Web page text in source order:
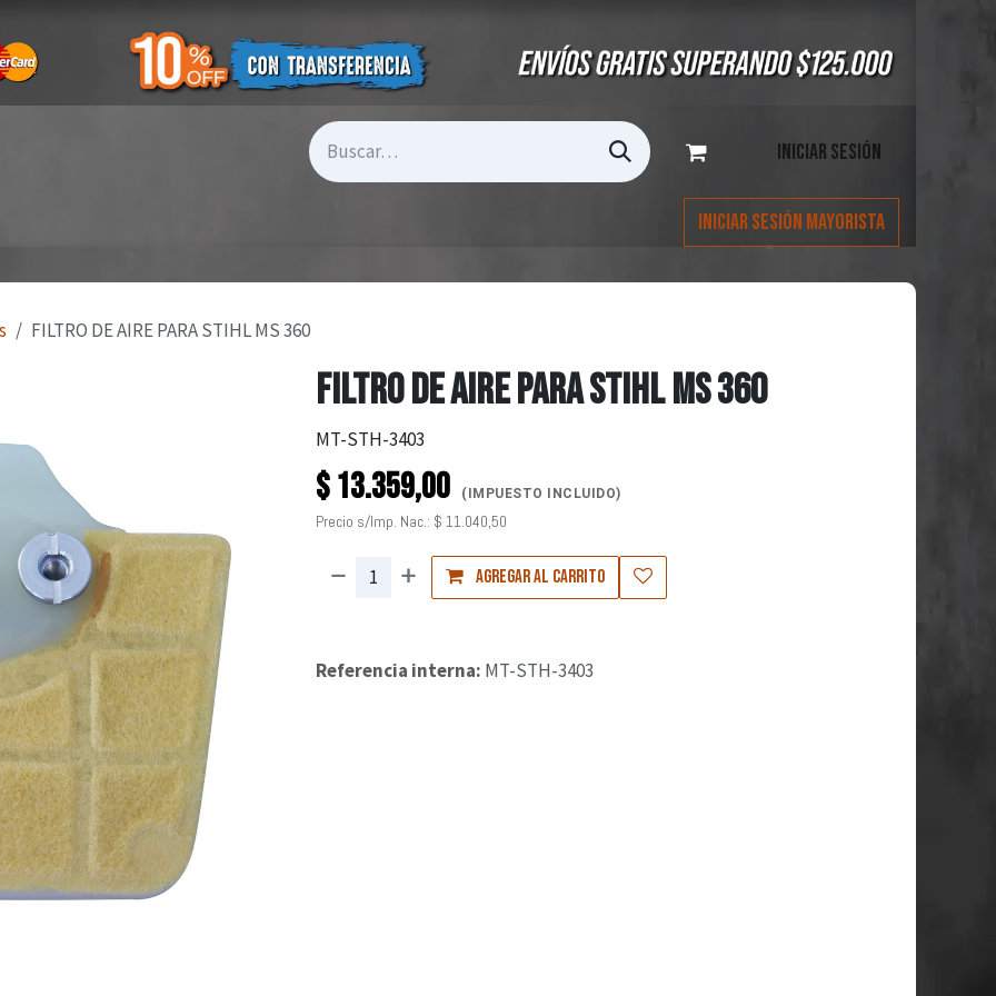
Iniciar sesión
Iniciar Sesión Mayorista
FILTRO DE AIRE PARA STIHL MS 360
FILTRO DE AIRE PARA STIHL MS 360
MT-STH-3403
$13.359,00 (IMPUESTO INCLUIDO)
Precio s/Imp. Nac.: $ 11.040,50
Agregar al carrito
Referencia interna: MT-STH-3403